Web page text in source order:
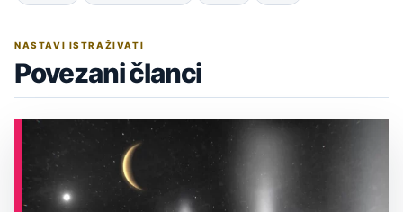
NASTAVI ISTRAŽIVATI
Povezani članci